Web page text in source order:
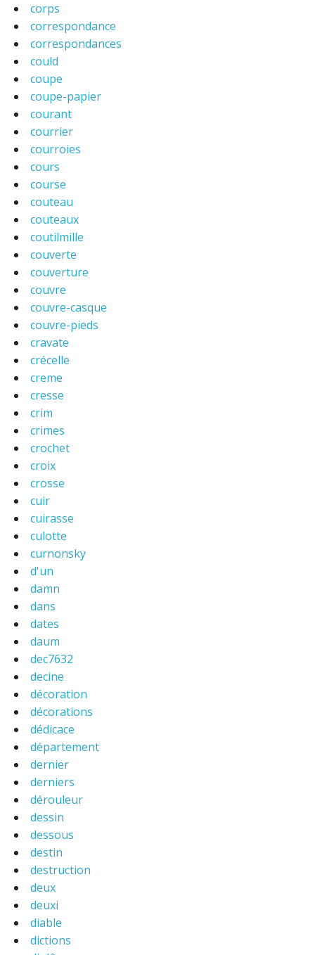
corps
correspondance
correspondances
could
coupe
coupe-papier
courant
courrier
courroies
cours
course
couteau
couteaux
coutilmille
couverte
couverture
couvre
couvre-casque
couvre-pieds
cravate
crécelle
creme
cresse
crim
crimes
crochet
croix
crosse
cuir
cuirasse
culotte
curnonsky
d'un
damn
dans
dates
daum
dec7632
decine
décoration
décorations
dédicace
département
dernier
derniers
dérouleur
dessin
dessous
destin
destruction
deux
deuxi
diable
dictions